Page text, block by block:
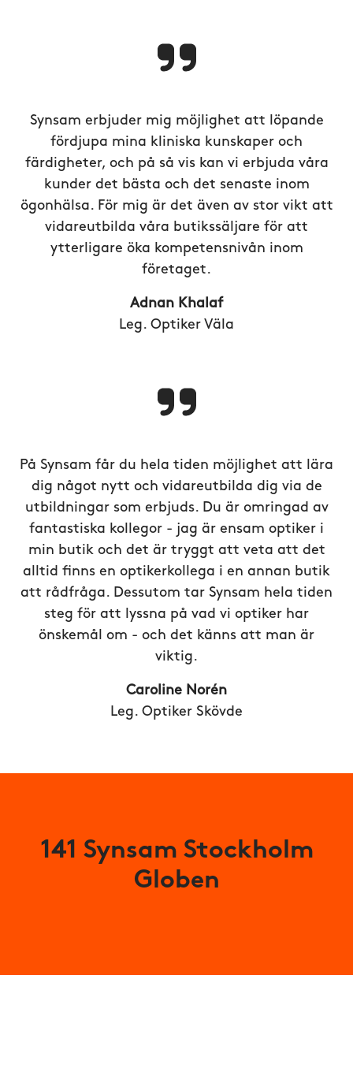
Synsam erbjuder mig möjlighet att löpande
fördjupa mina kliniska kunskaper och
färdigheter, och på så vis kan vi erbjuda våra
kunder det bästa och det senaste inom
ögonhälsa. För mig är det även av stor vikt att
vidareutbilda våra butikssäljare för att
ytterligare öka kompetensnivån inom
företaget.
Adnan Khalaf
Leg. Optiker Väla
På Synsam får du hela tiden möjlighet att lära
dig något nytt och vidareutbilda dig via de
utbildningar som erbjuds. Du är omringad av
fantastiska kollegor - jag är ensam optiker i
min butik och det är tryggt att veta att det
alltid finns en optikerkollega i en annan butik
att rådfråga. Dessutom tar Synsam hela tiden
steg för att lyssna på vad vi optiker har
önskemål om - och det känns att man är
viktig.
Caroline Norén
Leg. Optiker Skövde
141 Synsam Stockholm
Globen